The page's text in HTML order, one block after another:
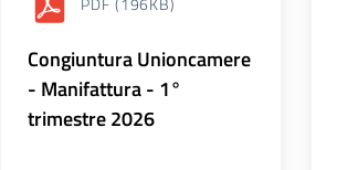
Congiuntura Unioncamere
- Manifattura - 1°
trimestre 2026